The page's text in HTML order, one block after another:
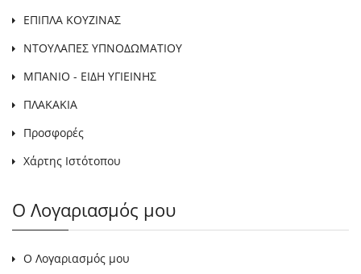
ΕΠΙΠΛΑ ΚΟΥΖΙΝΑΣ
ΝΤΟΥΛΑΠΕΣ ΥΠΝΟΔΩΜΑΤΙΟΥ
ΜΠΑΝΙΟ - ΕΙΔΗ ΥΓΙΕΙΝΗΣ
ΠΛΑΚΑΚΙΑ
Προσφορές
Χάρτης Ιστότοπου
Ο Λογαριασμός μου
Ο Λογαριασμός μου